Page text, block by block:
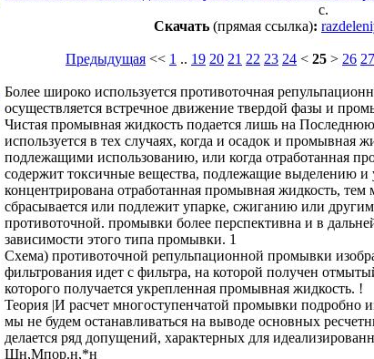
c.
Скачать (прямая ссылка):
Предыдущая << 1 .. 19 20 21 22 23 24 < 25 > 26 27
Более широко используется противоточная
осуществляется встречное движение твердой фазы и
Чистая промывная жидкость подается лишь на
используется в тех случаях, когда и осадок и промывная
подлежащими использованию, или когда отработанная
содержит токсичные вещества, подлежащие выделению
концентрирована отработанная промывная жидкость,
сбрасывается или подлежит упарке, сжиганию или
противоточной. промывки более перспективна и в
зависимости этого типа промывки. 1
Схема) противоточной репульпационной промывки
фильтрования идет с фильтра, на которой получен
которого получается укрепленная промывная жидкость. !
Теория |И расчет многоступенчатой промывки подробно
мы не будем останавливаться на выводе основных
делается ряд допущений, характерных для
Щн,Мпор.н,*н